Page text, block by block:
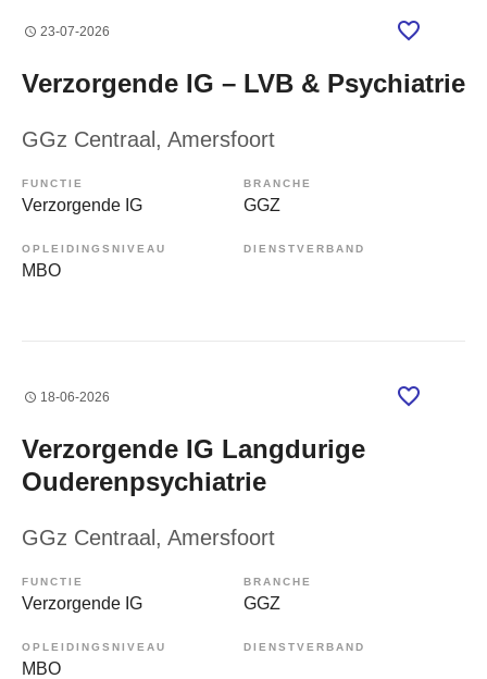
23-07-2026
Verzorgende IG – LVB & Psychiatrie
GGz Centraal , Amersfoort
FUNCTIE
Verzorgende IG
BRANCHE
GGZ
OPLEIDINGSNIVEAU
MBO
DIENSTVERBAND
18-06-2026
Verzorgende IG Langdurige
Ouderenpsychiatrie
GGz Centraal , Amersfoort
FUNCTIE
Verzorgende IG
BRANCHE
GGZ
OPLEIDINGSNIVEAU
MBO
DIENSTVERBAND